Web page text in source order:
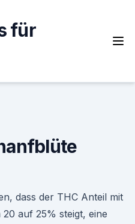
für
dass der THC Anteil mit
auf 25% steigt, eine